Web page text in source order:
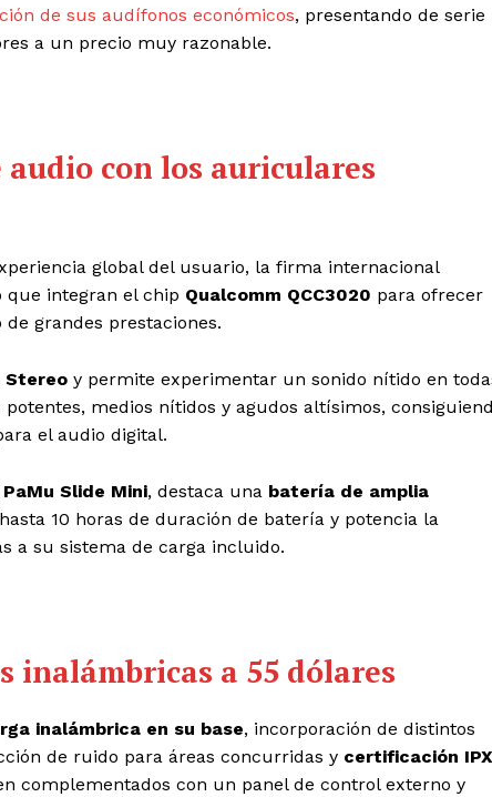
de sus audífonos económicos, presentando de serie
a un precio muy razonable.
con los auriculares
global del usuario, la firma internacional
que integran el chip Qualcomm QCC3020 para ofrecer
grandes prestaciones.
Stereo y permite experimentar un sonido nítido en
medios nítidos y agudos altísimos,
el audio digital.
PaMu Slide Mini, destaca una batería de amplia
10 horas de duración de batería y potencia la
a su sistema de carga incluido.
inalámbricas a 55 dólares
inalámbrica en su base, incorporación de distintos
de ruido para áreas concurridas y certificación
complementados con un panel de control externo y